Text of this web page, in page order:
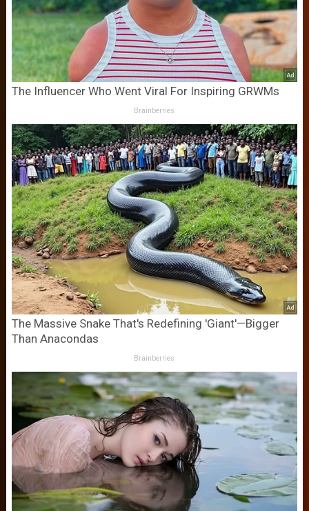
The Influencer Who Went Viral For Inspiring GRWMs
Brainberries
The Massive Snake That's Redefining 'Giant'—Bigger
Than Anacondas
Brainberries